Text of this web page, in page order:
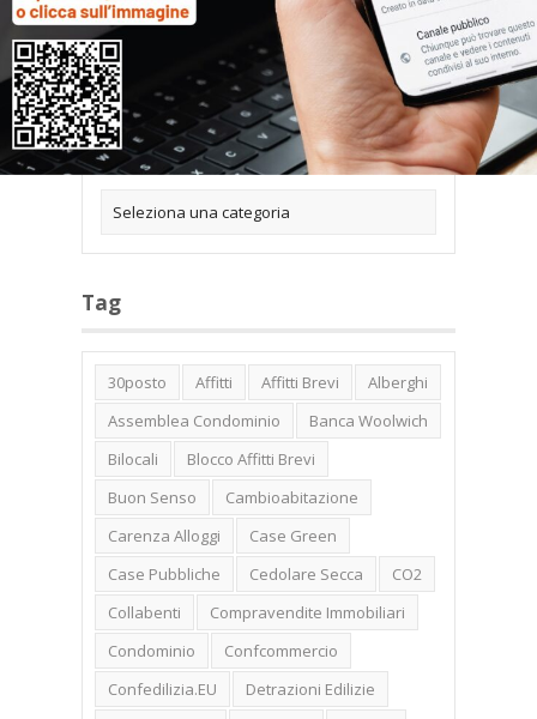
Categorie
Tag
30posto Affitti Affitti Brevi
Alberghi
Assemblea Condominio
Banca Woolwich
Bilocali
Blocco Affitti Brevi
Buon Senso
Cambioabitazione
Carenza Alloggi
Case Green
Case Pubbliche
Cedolare Secca
CO2
Collabenti
Compravendite Immobiliari
Condominio
Confcommercio
Confedilizia.EU
Detrazioni Edilizie